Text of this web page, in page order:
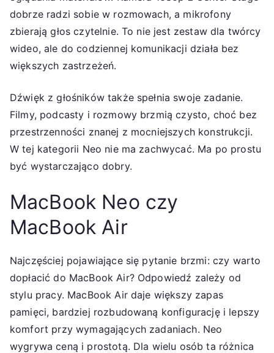
dobrze radzi sobie w rozmowach, a mikrofony
zbierają głos czytelnie. To nie jest zestaw dla twórcy
wideo, ale do codziennej komunikacji działa bez
większych zastrzeżeń.
Dźwięk z głośników także spełnia swoje zadanie.
Filmy, podcasty i rozmowy brzmią czysto, choć bez
przestrzenności znanej z mocniejszych konstrukcji.
W tej kategorii Neo nie ma zachwycać. Ma po prostu
być wystarczająco dobry.
MacBook Neo czy
MacBook Air
Najczęściej pojawiające się pytanie brzmi: czy warto
dopłacić do MacBook Air? Odpowiedź zależy od
stylu pracy. MacBook Air daje większy zapas
pamięci, bardziej rozbudowaną konfigurację i lepszy
komfort przy wymagających zadaniach. Neo
wygrywa ceną i prostotą. Dla wielu osób ta różnica